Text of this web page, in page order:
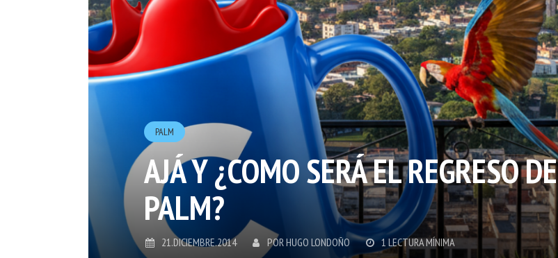
PALM
AJÁ Y ¿COMO SERÁ EL REGRESO DE
PALM?
21.DICIEMBRE.2014 POR HUGO LONDOÑO 1 LECTURA MÍNIMA